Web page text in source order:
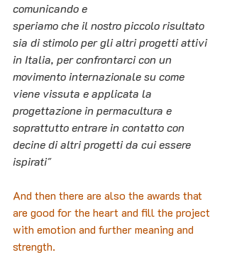
comunicando e
speriamo che il nostro piccolo risultato
sia di stimolo per gli altri progetti attivi
in Italia, per confrontarci con un
movimento internazionale su come
viene vissuta e applicata la
progettazione in permacultura e
soprattutto entrare in contatto con
decine di altri progetti da cui essere
ispirati"
And then there are also the awards that
are good for the heart and fill the project
with emotion and further meaning and
strength.